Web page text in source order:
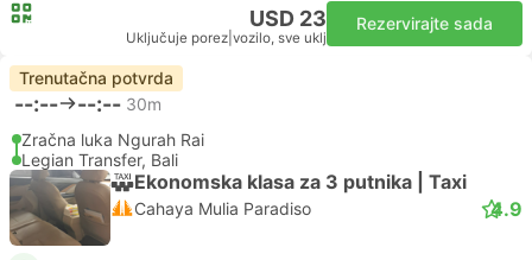
USD 23
Uključuje porez vozilo, sve uklj
Rezervirajte sada
Trenutačna potvrda
--:-- --:-- 30m
Zračna luka Ngurah Rai
Legian Transfer, Bali
Ekonomska klasa za 3 putnika | Taxi
Cahaya Mulia Paradiso 4.9